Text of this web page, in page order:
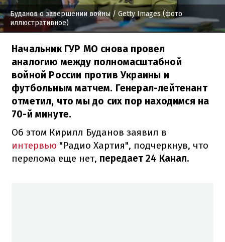
Буданов о завершении войны/ Getty Images (фото
иллюстративное)
Начальник ГУР МО снова провел
аналогию между полномасштабной
войной России против Украины и
футбольным матчем. Генерал-лейтенант
отметил, что мы до сих пор находимся на
70-й минуте.
Об этом Кирилл Буданов заявил в
интервью "Радио Хартия", подчеркнув, что
перелома еще нет, передает 24 Канал.